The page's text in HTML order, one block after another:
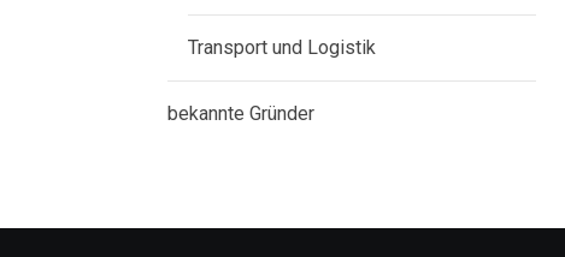
Transport und Logistik
bekannte Gründer